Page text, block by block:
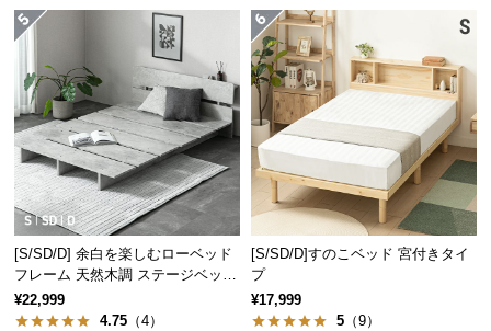
情
報
[S/SD/D] 余白を楽しむローベッド
フレーム 天然木調 ステージベッド
2口コンセントタイプ
¥22,999
4.75 （4）
[S/SD/D]すのこベッド 宮付きタイ
プ
¥17,999
5 （9）